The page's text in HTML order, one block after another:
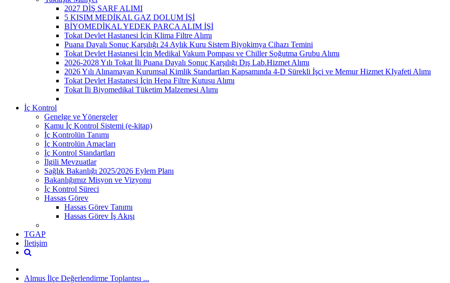
2027 DİŞ SARF ALIMI
5 KISIM MEDİKAL GAZ DOLUM İŞİ
BİYOMEDİKAL YEDEK PARÇA ALIM İŞİ
Tokat Devlet Hastanesi İçin Klima Filtre Alımı
Puana Dayalı Sonuç Karşılığı 24 Aylık Kuru Sistem Biyokimya Cihazı Temini
Tokat Devlet Hastanesi İçin Medikal Vakum Pompası ve Chiller Soğutma Grubu Alımı
2026-2028 Yılı Tokat İli Puana Dayalı Sonuç Karşılığı Dış Lab.Hizmet Alımı
2026 Yılı Alınamayan Kurumsal Kimlik Standartları Kapsamında 4-D Sürekli İşçi ve Memur Hizmet KIyafeti Alımı
Tokat Devlet Hastanesi İçin Hepa Filtre Kutusu Alımı
Tokat İli Biyomedikal Tüketim Malzemesi Alımı
İç Kontrol
Genelge ve Yönergeler
Kamu İç Kontrol Sistemi (e-kitap)
İç Kontrolün Tanımı
İç Kontrolün Amaçları
İç Kontrol Standartları
İlgili Mevzuatlar
Sağlık Bakanlığı 2025/2026 Eylem Planı
Bakanlığımız Misyon ve Vizyonu
İç Kontrol Süreci
Hassas Görev
Hassas Görev Tanımı
Hassas Görev İş Akışı
TGAP
İletişim
Almus İlçe Değerlendirme Toplantısı ...